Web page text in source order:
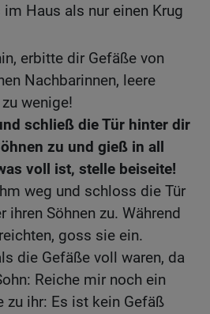
Haus als nur einen Krug
erbitte dir Gefäße von
Nachbarinnen, leere
wenige!
schließ die Tür hinter dir
zu und gieß in all
voll ist, stelle beiseite!
weg und schloss die Tür
ihren Söhnen zu. Während
goss sie ein.
die Gefäße voll waren, da
Reiche mir noch ein
zu ihr: Es ist kein Gefäß